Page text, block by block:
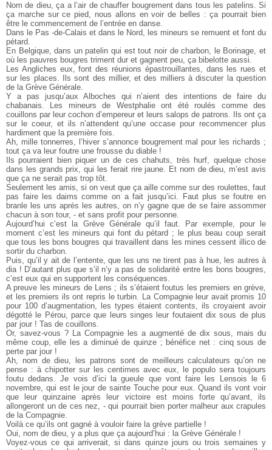
Nom de dieu, ça a l’air de chauffer bougrement dans tous les patelins. Si
ça marche sur ce pied, nous allons en voir de belles : ça pourrait bien
être le commencement de l’entrée en danse.
Dans le Pas -de-Calais et dans le Nord, les mineurs se remuent et font du
pétard.
En Belgique, dans un patelin qui est tout noir de charbon, le Borinage, et
où les pauvres bougres triment dur et gagnent peu, ça bibelotte aussi.
Les Angliches eux, font des réunions épastrouillantes, dans les rues et
sur les places. Ils sont des millier, et des milliers à discuter la question
de la Grève Générale.
Y a pas jusqu’aux Alboches qui n’aient des intentions de faire du
chabanais. Les mineurs de Westphalie ont été roulés comme des
couillons par leur cochon d’empereur et leurs salops de patrons. Ils ont ça
sur le coeur, et ils n’attendent qu’une occase pour recommencer plus
hardiment que la première fois.
Ah, mille tonnerres, l’hiver s’annonce bougrement mal pour les richards ;
tout ça va leur foutre une frousse du diable !
Ils pourraient bien piquer un de ces chahuts, très hurf, quelque chose
dans les grands prix, qui les ferait rire jaune. Et nom de dieu, m’est avis
que ça ne serait pas trop tôt.
Seulement les amis, si on veut que ça aille comme sur des roulettes, faut
pas faire les daims comme on a fait jusqu’ici. Faut plus se foutre en
branle les uns après les autres, on n’y gagne que de se faire assommer
chacun à son tour, - et sans profit pour personne.
Aujourd’hui c’est la Grève Générale qu’il faut. Par exemple, pour le
moment c’est les mineurs qui font du pétard ; le plus beau coup serait
que tous les bons bougres qui travaillent dans les mines cessent illico de
sortir du charbon.
Puis, qu’il y ait de l’entente, que les uns ne tirent pas à hue, les autres à
dia ! D’autant plus que s’il n’y a pas de solidarité entre les bons bougres,
c’est eux qui en supportent les conséquences.
A preuve les mineurs de Lens ; ils s’étaient foutus les premiers en grève,
et les premiers ils ont repris le turbin. La Compagnie leur avait promis 10
pour 100 d’augmentation, les types étaient contents, ils croyaient avoir
dégotté le Pérou, parce que leurs singes leur foutaient dix sous de plus
par jour ! Tas de couillons.
Or, savez-vous ? La Compagnie les a augmenté de dix sous, mais du
même coup, elle les a diminué de quinze ; bénéfice net : cinq sous de
perte par jour !
Ah, nom de dieu, les patrons sont de meilleurs calculateurs qu’on ne
pense : à chipotter sur les centimes avec eux, le populo sera toujours
foutu dedans. Je vois d’ici la gueule que vont faire les Lensois le 6
novembre, qui est le jour de sainte Touche pour eux. Quand ils vont voir
que leur quinzaine après leur victoire est moins forte qu’avant, ils
allongeront un de ces nez, - qui pourrait bien porter malheur aux crapules
de la Compagnie.
Voilà ce qu’ils ont gagné à vouloir faire la grève partielle !
Oui, nom de dieu, y a plus que ça aujourd’hui : la Grève Générale !
Voyez-vous ce qui arriverait, si dans quinze jours ou trois semaines y